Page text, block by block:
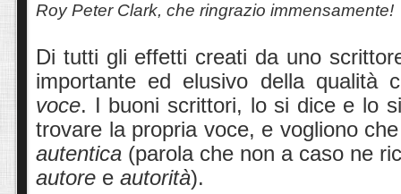
Roy Peter Clark, che ringrazio immensamente!
Di tutti gli effetti creati da uno
importante ed elusivo della qualità
voce. I buoni scrittori, lo si dice e lo
trovare la propria voce, e vogliono
autentica (parola che non a caso ne
autore e autorità).